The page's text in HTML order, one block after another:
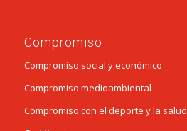
Compromiso
Compromiso social y económico
Compromiso medioambiental
Compromiso con el deporte y la salud